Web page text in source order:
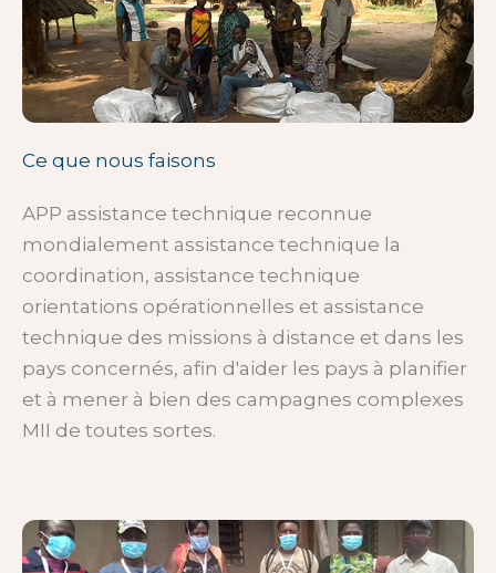
Ce que nous faisons
APP assistance technique reconnue
mondialement assistance technique la
coordination, assistance technique
orientations opérationnelles et assistance
technique des missions à distance et dans les
pays concernés, afin d'aider les pays à planifier
et à mener à bien des campagnes complexes
MII de toutes sortes.